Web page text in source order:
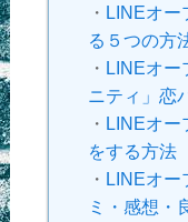
・ LINEオー
る５つの方
・ LINEオー
ニティ」恋
・ LINEオー
をする方法
・ LINEオー
ミ・感想・